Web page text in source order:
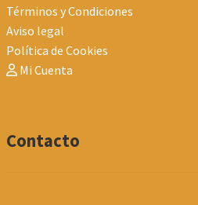
Términos y Condiciones
Aviso legal
Política de Cookies
Mi Cuenta
Contacto